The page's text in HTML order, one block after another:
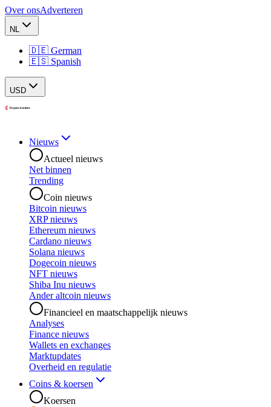
Over onsAdverteren
NL
🇩🇪 German
🇪🇸 Spanish
USD
Nieuws
Actueel nieuws
Net binnen
Trending
Coin nieuws
Bitcoin nieuws
XRP nieuws
Ethereum nieuws
Cardano nieuws
Solana nieuws
Dogecoin nieuws
NFT nieuws
Shiba Inu nieuws
Ander altcoin nieuws
Financieel en maatschappelijk nieuws
Analyses
Finance nieuws
Wallets en exchanges
Marktupdates
Overheid en regulatie
Coins & koersen
Koersen